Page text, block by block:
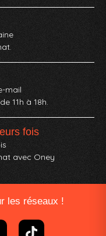
mail
11h à 18h.
fois
avec Oney​
les réseaux !